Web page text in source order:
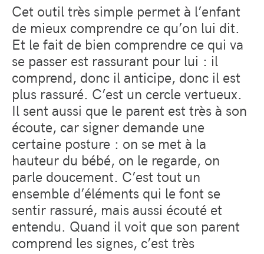
Cet outil très simple permet à l’enfant
de mieux comprendre ce qu’on lui dit.
Et le fait de bien comprendre ce qui va
se passer est rassurant pour lui : il
comprend, donc il anticipe, donc il est
plus rassuré. C’est un cercle vertueux.
Il sent aussi que le parent est très à son
écoute, car signer demande une
certaine posture : on se met à la
hauteur du bébé, on le regarde, on
parle doucement. C’est tout un
ensemble d’éléments qui le font se
sentir rassuré, mais aussi écouté et
entendu. Quand il voit que son parent
comprend les signes, c’est très